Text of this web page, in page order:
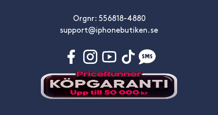
Orgnr: 556818-4880
support@iphonebutiken.se